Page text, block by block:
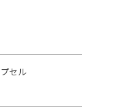
セル